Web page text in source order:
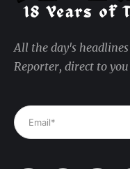
All the day's
Reporter, direct to